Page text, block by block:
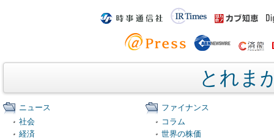
とれま
ニュース
社会
経済
ファイナンス
コラム
世界の株価